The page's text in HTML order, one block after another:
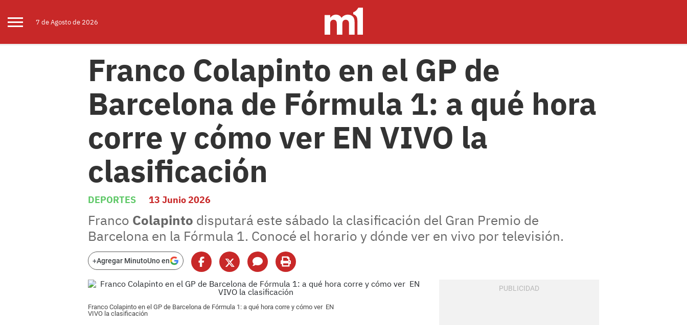
7 deAgostode 2026
Franco Colapinto en el GP de
Barcelona de Fórmula 1: a qué hora
corre y cómo ver EN VIVO la
clasificación
DEPORTES 13 Junio 2026
Franco Colapinto disputará este sábado la clasificación del Gran Premio de
Barcelona en la Fórmula 1. Conocé el horario y dónde ver en vivo por televisión.
+Agregar MinutoUno en
Franco Colapinto en el GP de Barcelona de Fórmula 1: a qué hora corre y cómo ver EN
VIVO la clasificación